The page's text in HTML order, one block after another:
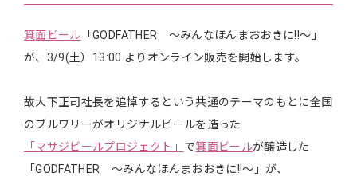
箕面ビール 「GODFATHER ～みんなほんまおおきに!!～」
が、3/9(土）13:00 よりオンライン販売を開始します。
故大下正司社長を追悼するという共通のテーマのもとに全国
のブルワリーがオリジナルビールを造った
「マサジビールプロジェクト」 で箕面ビールが醸造した
「GODFATHER ～みんなほんまおおきに!!～」が、